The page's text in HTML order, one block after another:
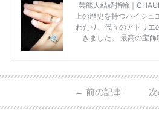
芸能人結婚指輪｜
上の歴史を持つハイジュ
わたり、代々のアトリエ
きました。 最高の宝
高品質の宝石を扱って
ん・魔裟斗さんの婚約
贈られた指輪は1カラッ
← 前の記事